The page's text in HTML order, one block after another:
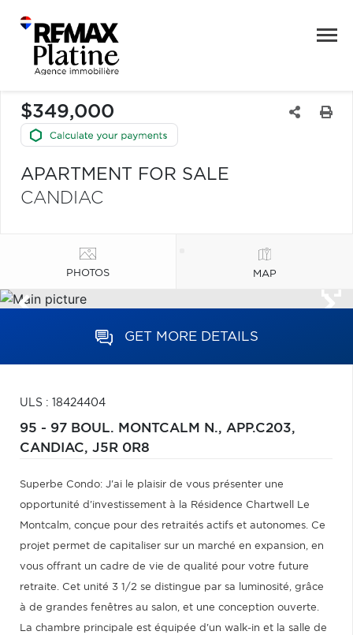
$349,000
APARTMENT FOR SALE
CANDIAC
PHOTOS MAP
GET MORE DETAILS
ULS : 18424404
95 - 97 BOUL. MONTCALM N., APP.C203,
CANDIAC, J5R 0R8
Superbe Condo: J'ai le plaisir de vous présenter une
opportunité d'investissement à la Résidence Chartwell Le
Montcalm, conçue pour des retraités actifs et autonomes. Ce
projet permet de capitaliser sur un marché en expansion, en
vous offrant un cadre de vie de qualité pour votre future
retraite. Cet unité 3 1/2 se distingue par sa luminosité, grâce
à de grandes fenêtres au salon, et une conception ouverte.
La chambre principale est équipée d'un walk-in et la salle de